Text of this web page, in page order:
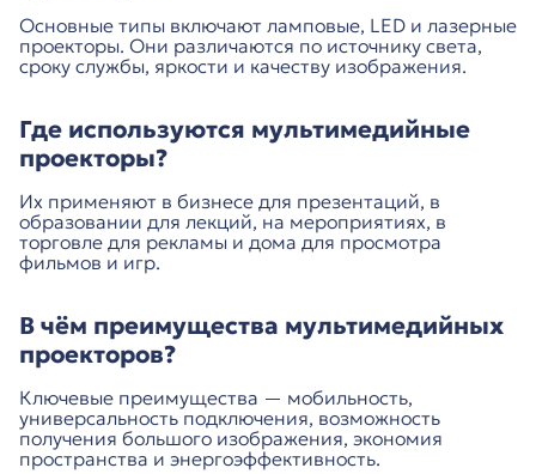
Основные типы включают ламповые, LED и лазерные
проекторы. Они различаются по источнику света,
сроку службы, яркости и качеству изображения.
Где используются мультимедийные
проекторы?
Их применяют в бизнесе для презентаций, в
образовании для лекций, на мероприятиях, в
торговле для рекламы и дома для просмотра
фильмов и игр.
В чём преимущества мультимедийных
проекторов?
Ключевые преимущества — мобильность,
универсальность подключения, возможность
получения большого изображения, экономия
пространства и энергоэффективность.